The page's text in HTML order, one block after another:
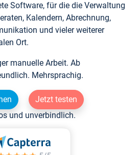
Software, für die die Verwaltung
Kalendern, Abrechnung,
und vieler weiterer
Ort.
manuelle Arbeit. Ab
Mehrsprachig.
Jetzt testen
und unverbindlich.